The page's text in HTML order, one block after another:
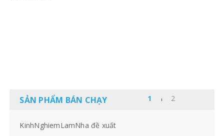
SẢN PHẨM BÁN CHẠY
KinhNghiemLamNha đề xuất